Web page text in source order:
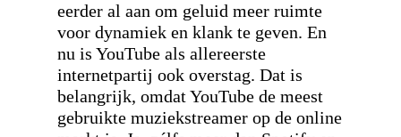
eerder al aan om geluid meer ruimte
voor dynamiek en klank te geven. En
nu is YouTube als allereerste
internetpartij ook overstag. Dat is
belangrijk, omdat YouTube de meest
gebruikte muziekstreamer op de online